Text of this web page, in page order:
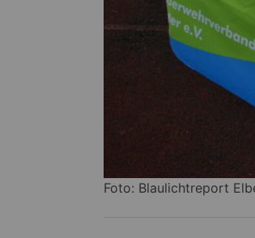
Foto: Blaulichtreport